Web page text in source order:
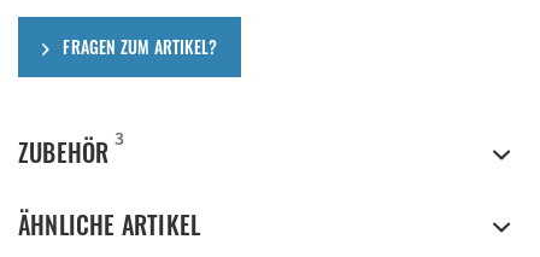
FRAGEN ZUM ARTIKEL?
ZUBEHÖR 3
ÄHNLICHE ARTIKEL